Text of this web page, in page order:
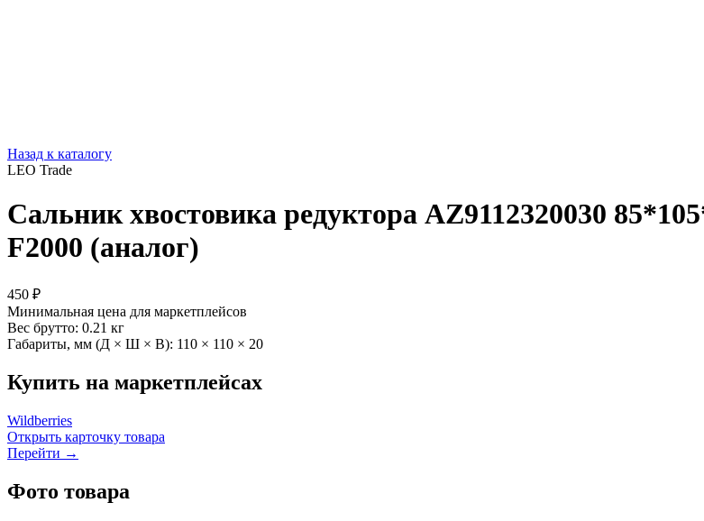
Назад к каталогу
LEO Trade
Сальник хвостовика редуктора AZ9112320030
F2000 (аналог)
450 ₽
Минимальная цена для маркетплейсов
Вес брутто: 0.21 кг
Габариты, мм (Д × Ш × В): 110 × 110 × 20
Купить на маркетплейсах
Wildberries
Открыть карточку товара
Перейти →
Фото товара